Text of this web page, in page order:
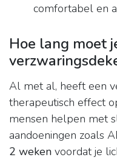
comfortabel en
Hoe lang moet
Al met al, heeft een
therapeutisch effect
mensen helpen met
aandoeningen zoals
2 weken voordat je